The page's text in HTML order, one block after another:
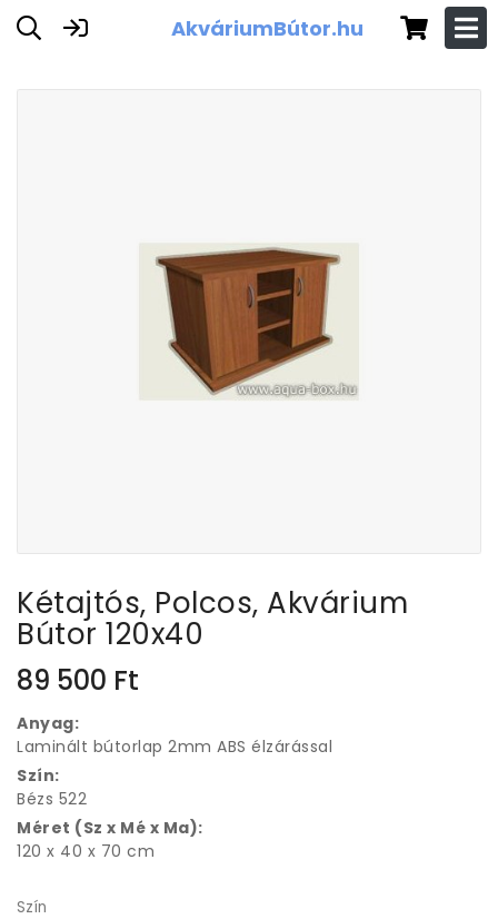
AkváriumBútor.hu
Kétajtós, Polcos, Akvárium
Bútor 120x40
89 500 Ft
Anyag:
Laminált bútorlap 2mm ABS élzárással
Szín:
Bézs 522
Méret (Sz x Mé x Ma):
120 x 40 x 70 cm
Szín